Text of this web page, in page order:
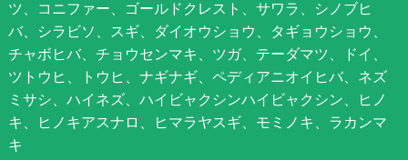
ツ、コニファー、ゴールドクレスト、サワラ、シノブヒ
バ、シラビソ、スギ、ダイオウショウ、タギョウショウ、
チャボヒバ、チョウセンマキ、ツガ、テーダマツ、ドイ、
ツトウヒ、トウヒ、ナギナギ、ペディアニオイヒバ、ネズ
ミサシ、ハイネズ、ハイビャクシンハイビャクシン、ヒノ
キ、ヒノキアスナロ、ヒマラヤスギ、モミノキ、ラカンマ
キ